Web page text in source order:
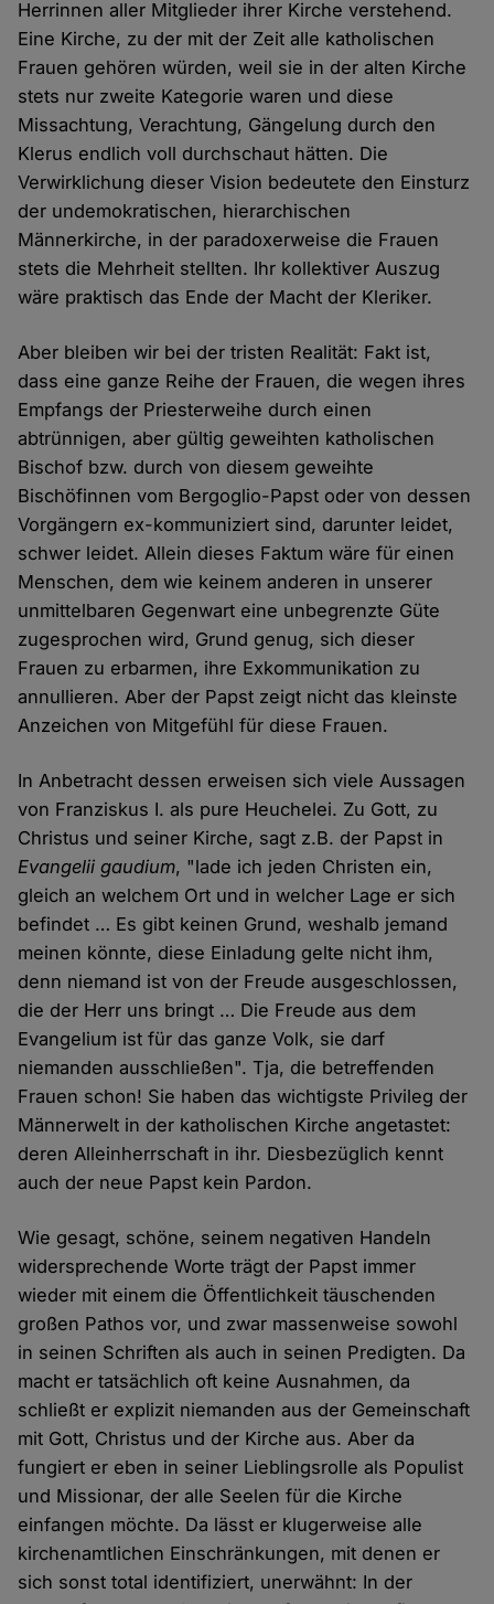
Herrinnen aller Mitglieder ihrer Kirche verstehend.
Eine Kirche, zu der mit der Zeit alle katholischen
Frauen gehören würden, weil sie in der alten Kirche
stets nur zweite Kategorie waren und diese
Missachtung, Verachtung, Gängelung durch den
Klerus endlich voll durchschaut hätten. Die
Verwirklichung dieser Vision bedeutete den Einsturz
der undemokratischen, hierarchischen
Männerkirche, in der paradoxerweise die Frauen
stets die Mehrheit stellten. Ihr kollektiver Auszug
wäre praktisch das Ende der Macht der Kleriker.
Aber bleiben wir bei der tristen Realität: Fakt ist,
dass eine ganze Reihe der Frauen, die wegen ihres
Empfangs der Priesterweihe durch einen
abtrünnigen, aber gültig geweihten katholischen
Bischof bzw. durch von diesem geweihte
Bischöfinnen vom Bergoglio-Papst oder von dessen
Vorgängern ex-kommuniziert sind, darunter leidet,
schwer leidet. Allein dieses Faktum wäre für einen
Menschen, dem wie keinem anderen in unserer
unmittelbaren Gegenwart eine unbegrenzte Güte
zugesprochen wird, Grund genug, sich dieser
Frauen zu erbarmen, ihre Exkommunikation zu
annullieren. Aber der Papst zeigt nicht das kleinste
Anzeichen von Mitgefühl für diese Frauen.
In Anbetracht dessen erweisen sich viele Aussagen
von Franziskus I. als pure Heuchelei. Zu Gott, zu
Christus und seiner Kirche, sagt z.B. der Papst in
Evangelii gaudium, "lade ich jeden Christen ein,
gleich an welchem Ort und in welcher Lage er sich
befindet … Es gibt keinen Grund, weshalb jemand
meinen könnte, diese Einladung gelte nicht ihm,
denn niemand ist von der Freude ausgeschlossen,
die der Herr uns bringt … Die Freude aus dem
Evangelium ist für das ganze Volk, sie darf
niemanden ausschließen". Tja, die betreffenden
Frauen schon! Sie haben das wichtigste Privileg der
Männerwelt in der katholischen Kirche angetastet:
deren Alleinherrschaft in ihr. Diesbezüglich kennt
auch der neue Papst kein Pardon.
Wie gesagt, schöne, seinem negativen Handeln
widersprechende Worte trägt der Papst immer
wieder mit einem die Öffentlichkeit täuschenden
großen Pathos vor, und zwar massenweise sowohl
in seinen Schriften als auch in seinen Predigten. Da
macht er tatsächlich oft keine Ausnahmen, da
schließt er explizit niemanden aus der Gemeinschaft
mit Gott, Christus und der Kirche aus. Aber da
fungiert er eben in seiner Lieblingsrolle als Populist
und Missionar, der alle Seelen für die Kirche
einfangen möchte. Da lässt er klugerweise alle
kirchenamtlichen Einschränkungen, mit denen er
sich sonst total identifiziert, unerwähnt: In der